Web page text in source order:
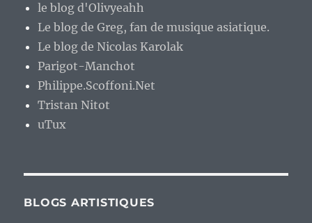
le blog d'Olivyeahh
Le blog de Greg, fan de musique asiatique.
Le blog de Nicolas Karolak
Parigot-Manchot
Philippe.Scoffoni.Net
Tristan Nitot
uTux
BLOGS ARTISTIQUES